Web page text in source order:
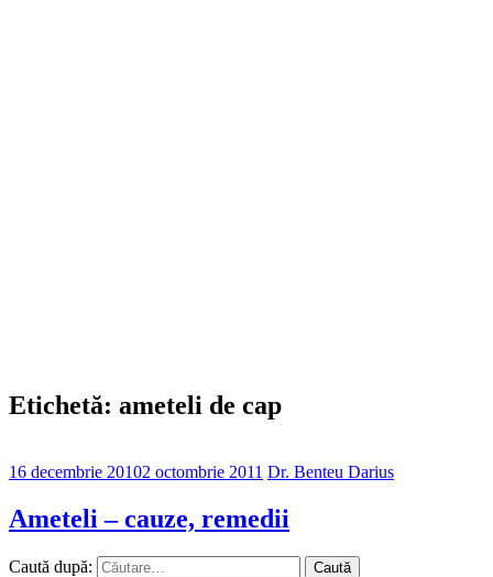
Etichetă: ameteli de cap
16 decembrie 20102 octombrie 2011 Dr. Benteu Darius
Ameteli – cauze, remedii
Caută după: